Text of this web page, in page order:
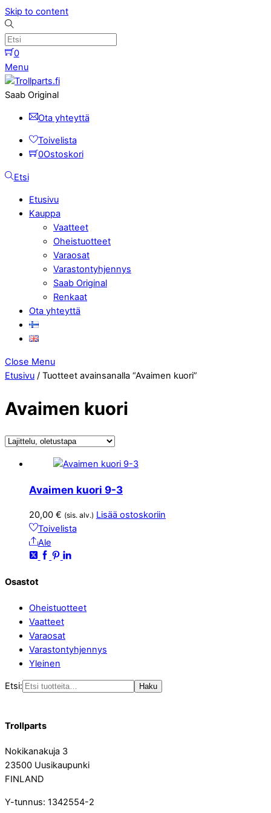
Skip to content
0
Menu
Saab Original
Ota yhteyttä
Toivelista
0Ostoskori
Etsi
Etusivu
Kauppa
Vaatteet
Oheistuotteet
Varaosat
Varastontyhjennys
Saab Original
Renkaat
Ota yhteyttä
Close Menu
Etusivu / Tuotteet avainsanalla “Avaimen kuori”
Avaimen kuori
Avaimen kuori 9-3
20,00 € (sis. alv.) Lisää ostoskoriin
Toivelista
Ale
Osastot
Oheistuotteet
Vaatteet
Varaosat
Varastontyhjennys
Yleinen
Etsi: Haku
Trollparts
Nokikanakuja 3
23500 Uusikaupunki
FINLAND
Y-tunnus: 1342554-2